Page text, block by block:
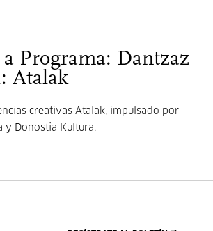
a Programa: Dantzaz
Atalak
creativas Atalak, impulsado por
y Donostia Kultura.